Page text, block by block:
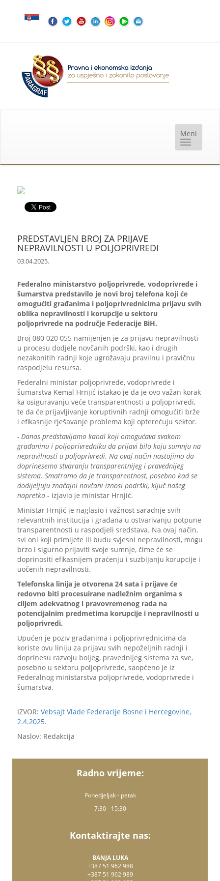
PREDSTAVLJEN BROJ ZA PRIJAVE
NEPRAVILNOSTI U POLJOPRIVREDI
03.04.2025.
Federalno ministarstvo poljoprivrede, vodoprivrede i
šumarstva predstavilo je novi broj telefona koji će
omogućiti građanima i poljoprivrednicima prijavu svih
oblika nepravilnosti i korupcije u sektoru
poljoprivrede na područje Federacije BiH.
Broj 080 020 055 namijenjen je za prijavu nepravilnosti
u procesu dodjele novčanih podrški, kao i drugih
nezakonitih radnji koje ugrožavaju pravilnu i pravičnu
raspodjelu resursa.
Federalni ministar poljoprivrede, vodoprivrede i
šumarstva Kemal Hrnjić istakao je da je ovo važan korak
ka osiguravanju veće transparentnosti u poljoprivredi,
te da će prijavljivanje koruptivnih radnji omogućiti brže
i efikasnije rješavanje problema koji opterećuju sektor.
- Danas predstavljamo kanal koji omogućava svakom
građaninu i poljoprivredniku da prijavi bilo koju sumnju na
nepravilnosti u poljoprivredi. Na ovaj način nastojimo da
doprinesemo stvaranju transparentnijeg i pravednijeg
sistema. Smatramo da je transparentnost, posebno kad se
dodijeljuju značajni novčani iznosi podrški, ključ našeg
napretka - izjavio je ministar Hrnjić.
Ministar Hrnjić je naglasio i važnost saradnje svih
relevantnih institucija i građana u ostvarivanju potpune
transparentnosti u raspodjeli sredstava. Na ovaj način,
svi oni koji primijete ili budu svjesni nepravilnosti, mogu
brzo i sigurno prijaviti svoje sumnje, čime će se
doprinositi efikasnijem praćenju i suzbijanju korupcije i
uočenih nepravilnosti.
Telefonska linija je otvorena 24 sata i prijave će
redovno biti procesuirane nadležnim organima s
ciljem adekvatnog i pravovremenog rada na
potencijalnim predmetima korupcije i nepravilnosti u
poljoprivredi.
Upućen je poziv građanima i poljoprivrednicima da
koriste ovu liniju za prijavu svih nepoželjnih radnji i
doprinesu razvoju boljeg, pravednijeg sistema za sve,
posebno u sektoru poljoprivrede, saopćeno je iz
Federalnog ministarstva poljoprivrede, vodoprivrede i
šumarstva.
IZVOR: Vebsajt Vlade Federacije Bosne i Hercegovine,
2.4.2025.
Naslov: Redakcija
Radno vrijeme:
Ponedjeljak - petak
7:30 - 15:30
Kontaktirajte nas:
BANJA LUKA
+387 51 962 988
+387 51 962 989